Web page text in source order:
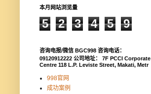
本月网站浏览量
5 2 3 4 5 9
咨询电报/微信 BGC998 咨询电话：
09120912222 公司地址： 7F PCCI Corporate
Centre 118 L.P. Leviste Street, Makati, Metr
998官网
成功案例